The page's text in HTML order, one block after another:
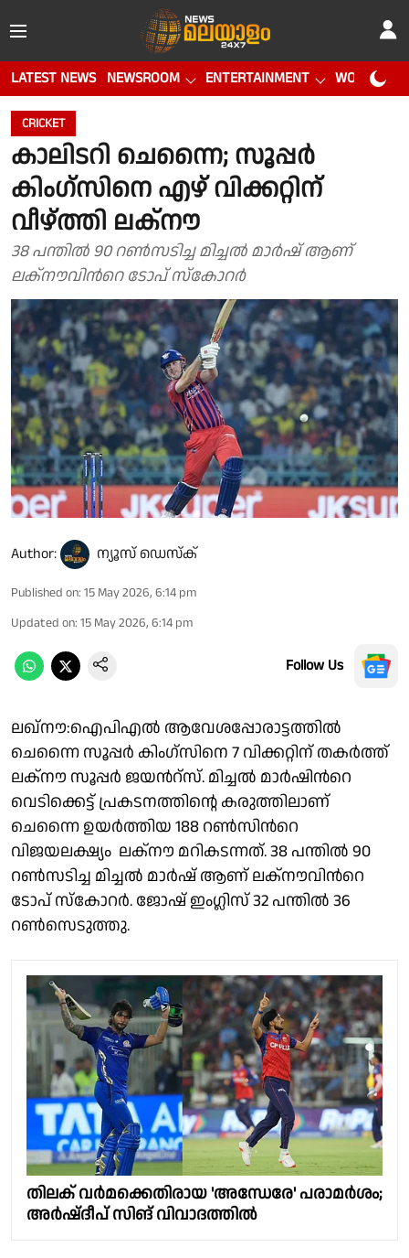
LATEST NEWS NEWSROOM ENTERTAINMENT WORLD CUP
CRICKET
കാലിടറി ചെന്നൈ; സൂപ്പർ
കിംഗ്സിനെ എഴ് വിക്കറ്റിന്
വീഴ്ത്തി ലക്നൗ
38 പന്തില്‍ 90 റണ്‍സടിച്ച മിച്ചല്‍ മാര്‍ഷ് ആണ്
ലക്നൗവിന്‍റെ ടോപ് സ്കോറര്‍
Author: ന്യൂസ് ഡെസ്ക്
Published on: 15 May 2026, 6:14 pm
Updated on: 15 May 2026, 6:14 pm
Follow Us
ലഖ്‌നൗ:ഐപിഎൽ ആവേശപ്പോരാട്ടത്തിൽ
ചെന്നൈ സൂപ്പര്‍ കിംഗ്സിനെ 7 വിക്കറ്റിന് തകര്‍ത്ത്
ലക്നൗ സൂപ്പര്‍ ജയന്‍റ്സ്. മിച്ചല്‍ മാര്‍ഷിന്‍റെ
വെടിക്കെട്ട് പ്രകടനത്തിൻ്റെ കരുത്തിലാണ്
ചെന്നൈ ഉയർത്തിയ 188 റണ്‍സിന്‍റെ
വിജയലക്ഷ്യം ലക്നൗ മറികടന്നത്. 38 പന്തില്‍ 90
റണ്‍സടിച്ച മിച്ചല്‍ മാര്‍ഷ് ആണ് ലക്നൗവിന്‍റെ
ടോപ് സ്കോറര്‍. ജോഷ് ഇംഗ്ലിസ് 32 പന്തില്‍ 36
റണ്‍സെടുത്തു.
തിലക് വർമക്കെതിരായ 'അന്ധേരേ' പരാമർശം;
അർഷ്ദീപ് സിങ് വിവാദത്തിൽ